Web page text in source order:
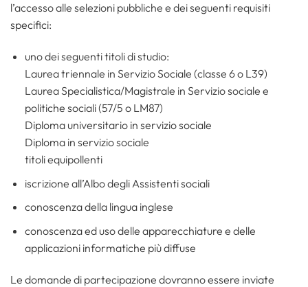
l’accesso alle selezioni pubbliche e dei seguenti requisiti
specifici:
uno dei seguenti titoli di studio:
Laurea triennale in Servizio Sociale (classe 6 o L39)
Laurea Specialistica/Magistrale in Servizio sociale e
politiche sociali (57/5 o LM87)
Diploma universitario in servizio sociale
Diploma in servizio sociale
titoli equipollenti
iscrizione all’Albo degli Assistenti sociali
conoscenza della lingua inglese
conoscenza ed uso delle apparecchiature e delle
applicazioni informatiche più diffuse
Le domande di partecipazione dovranno essere inviate